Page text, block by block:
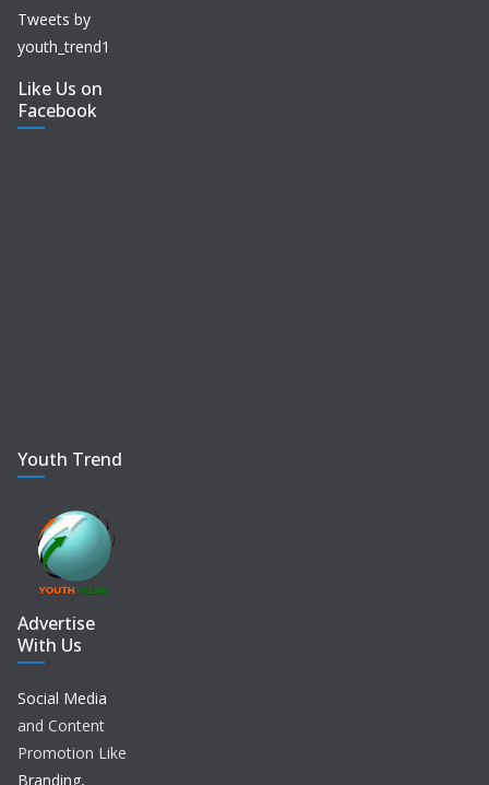
Tweets by
youth_trend1
Like Us on
Facebook
Youth Trend
Advertise
With Us
Social Media
and Content
Promotion Like
Branding,